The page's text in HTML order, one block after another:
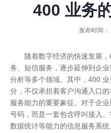
400-688-6667
400 业务
发布时间
随着数字经济的快速发展
务、短信服务，逐步延伸到企
分析等多个领域。其中，400
分，不仅承担着客户沟通入口
服务能力的重要象征。对于企
号码，而是一套包含呼叫接入
数据统计等能力的信息服务系